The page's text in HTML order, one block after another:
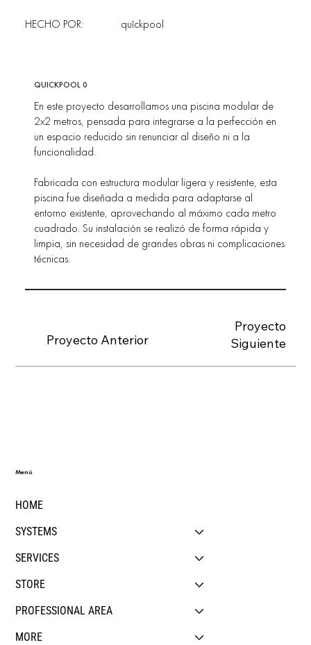
Proyecto
Siguiente
Proyecto Anterior
quîckpool
HECHO POR:
QUICKPOOL 0
En este proyecto desarrollamos una piscina modular de
2x2 metros, pensada para integrarse a la perfección en
un espacio reducido sin renunciar al diseño ni a la
funcionalidad.
Fabricada con estructura modular ligera y resistente, esta
piscina fue diseñada a medida para adaptarse al
entorno existente, aprovechando al máximo cada metro
cuadrado. Su instalación se realizó de forma rápida y
limpia, sin necesidad de grandes obras ni complicaciones
técnicas.
HOME
SYSTEMS
SERVICES
STORE
PROFESSIONAL AREA
MORE
Menú